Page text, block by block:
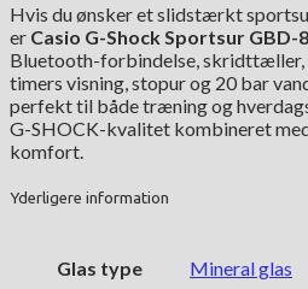
Hvis du ønsker et slidstærkt
er Casio G-Shock Sportsur GBD-
Bluetooth-forbindelse, skridttæller,
timers visning, stopur og 20 bar
perfekt til både træning og
G-SHOCK-kvalitet kombineret
komfort.
Yderligere information
Glas type Mineral glas